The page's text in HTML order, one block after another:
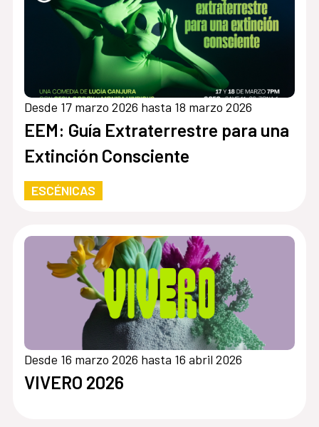
Desde 17 marzo 2026 hasta 18 marzo 2026
EEM: Guía Extraterrestre para una
Extinción Consciente
ESCÉNICAS
Desde 16 marzo 2026 hasta 16 abril 2026
VIVERO 2026